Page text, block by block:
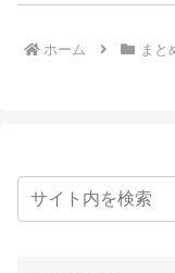
ホーム まと